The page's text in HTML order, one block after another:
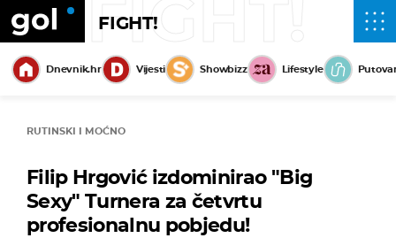
FIGHT!
FIGHT!
Dnevnik.hr Vijesti Showbizz Lifestyle
RUTINSKI I MOĆNO
Filip Hrgović izdominirao "Big
Sexy" Turnera za četvrtu
profesionalnu pobjedu!